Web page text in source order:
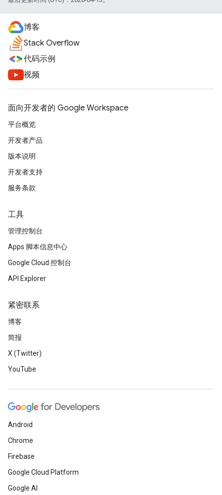
博客
Stack Overflow
代码示例
视频
面向开发者的 Google Workspace
平台概览
开发者产品
版本说明
开发者支持
服务条款
工具
管理控制台
Apps 脚本信息中心
Google Cloud 控制台
API Explorer
紧密联系
博客
简报
X (Twitter)
YouTube
Android
Chrome
Firebase
Google Cloud Platform
Google AI